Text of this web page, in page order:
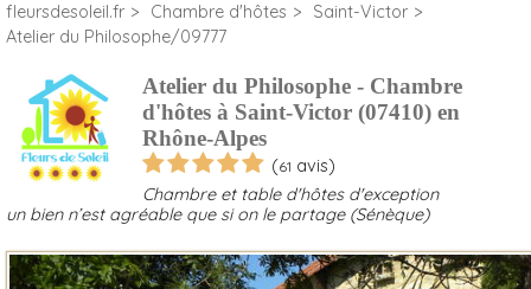
fleursdesoleil.fr Chambre d'hôtes
Saint-Victor
Atelier du Philosophe/09777
Atelier du Philosophe - Chambre
d'hôtes à Saint-Victor (07410) en
Rhône-Alpes
(61 avis)
Chambre et table d'hôtes d'exception
un bien n’est agréable que si on le partage (Sénèque)